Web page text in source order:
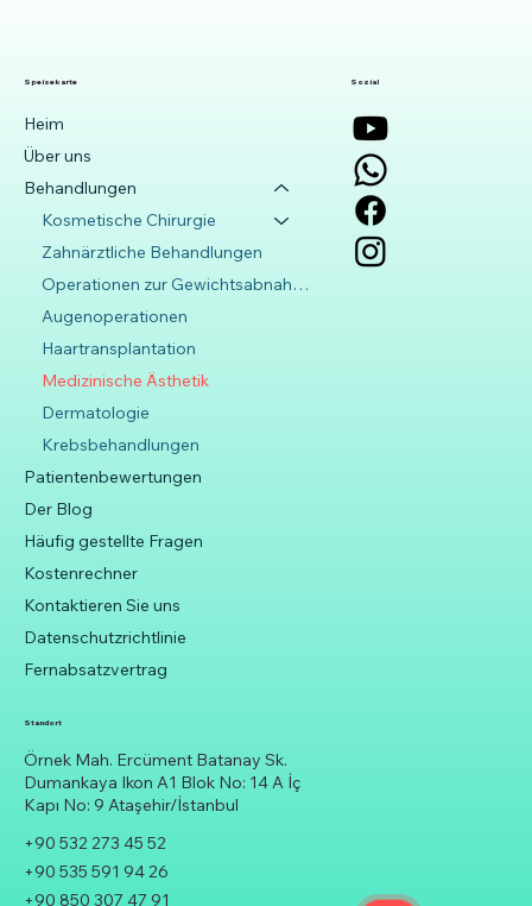
Standort
Örnek Mah. Ercüment Batanay Sk.
Dumankaya Ikon A1 Blok No: 14 A İç
Kapı No: 9 Ataşehir/İstanbul
+90 532 273 45 52
+90 535 591 94 26
+90 850 307 47 91
Speisekarte
Heim
Über uns
Behandlungen
Kosmetische Chirurgie
Zahnärztliche Behandlungen
Operationen zur Gewichtsabnahme
Augenoperationen
Haartransplantation
Medizinische Ästhetik
Dermatologie
Krebsbehandlungen
Patientenbewertungen
Der Blog
Häufig gestellte Fragen
Kostenrechner
Kontaktieren Sie uns
Datenschutzrichtlinie
Fernabsatzvertrag
Sozial